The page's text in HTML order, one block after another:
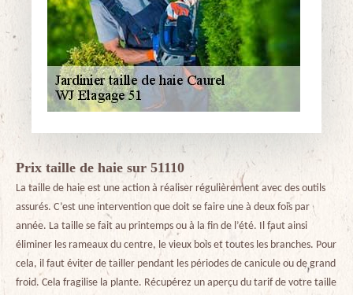
Prix taille de haie sur 51110
La taille de haie est une action à réaliser régulièrement avec des outils
assurés. C’est une intervention que doit se faire une à deux fois par
année. La taille se fait au printemps ou à la fin de l’été. Il faut ainsi
éliminer les rameaux du centre, le vieux bois et toutes les branches. Pour
cela, il faut éviter de tailler pendant les périodes de canicule ou de grand
froid. Cela fragilise la plante. Récupérez un aperçu du tarif de votre taille